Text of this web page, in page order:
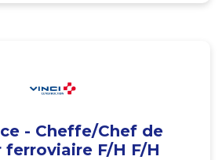
- Cheffe/Chef de
ferroviaire F/H F/H